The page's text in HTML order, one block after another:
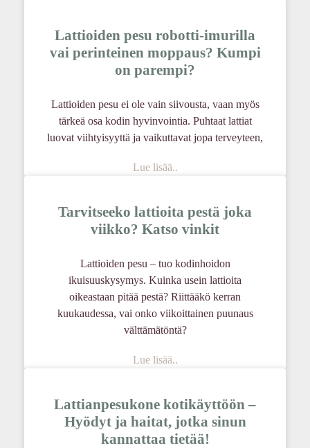
Lattioiden pesu robotti-imurilla
vai perinteinen moppaus? Kumpi
on parempi?
Lattioiden pesu ei ole vain siivousta, vaan myös
tärkeä osa kodin hyvinvointia. Puhtaat lattiat
luovat viihtyisyyttä ja vaikuttavat jopa terveyteen,
Lue lisää..
Tarvitseeko lattioita pestä joka
viikko? Katso vinkit
Lattioiden pesu – tuo kodinhoidon
ikuisuuskysymys. Kuinka usein lattioita
oikeastaan pitää pestä? Riittääkö kerran
kuukaudessa, vai onko viikoittainen puunaus
välttämätöntä?
Lue lisää..
Lattianpesukone kotikäyttöön –
Hyödyt ja haitat, jotka sinun
kannattaa tietää!